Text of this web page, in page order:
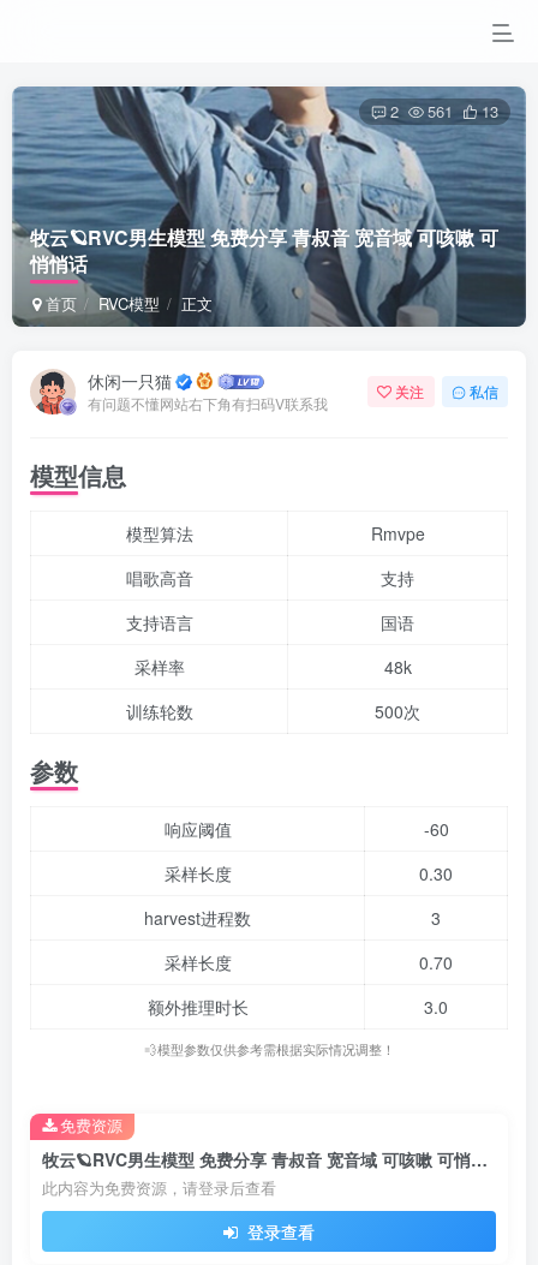
牧云🪐RVC男生模型 免费分享 青叔音 宽音域 可咳嗽 可
悄悄话
首页 RVC模型 正文
2 561 13
休闲一只猫
有问题不懂网站右下角有扫码V联系我
关注 私信
模型信息
模型算法
Rmvpe
唱歌高音
支持
支持语言
国语
采样率
48k
训练轮数
500次
参数
响应阈值
-60
采样长度
0.30
harvest进程数
3
采样长度
0.70
额外推理时长
3.0
💨模型参数仅供参考需根据实际情况调整！
牧云🪐RVC男生模型 免费分享 青叔音 宽音域 可咳嗽 可悄悄话
此内容为免费资源，请登录后查看
登录查看
免费资源